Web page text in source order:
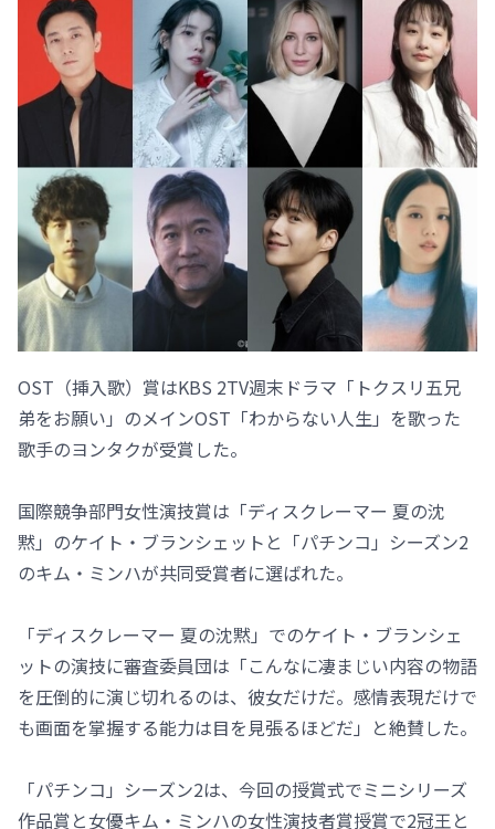
OST（挿入歌）賞はKBS 2TV週末ドラマ「トクスリ五兄
弟をお願い」のメインOST「わからない人生」を歌った
歌手のヨンタクが受賞した。
国際競争部門女性演技賞は「ディスクレーマー 夏の沈
黙」のケイト・ブランシェットと「パチンコ」シーズン2
のキム・ミンハが共同受賞者に選ばれた。
「ディスクレーマー 夏の沈黙」でのケイト・ブランシェ
ットの演技に審査委員団は「こんなに凄まじい内容の物語
を圧倒的に演じ切れるのは、彼女だけだ。感情表現だけで
も画面を掌握する能力は目を見張るほどだ」と絶賛した。
「パチンコ」シーズン2は、今回の授賞式でミニシリーズ
作品賞と女優キム・ミンハの女性演技者賞授賞で2冠王と